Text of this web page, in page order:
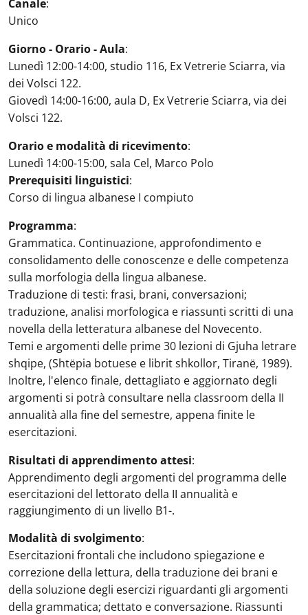
Canale:
Unico
Giorno - Orario - Aula:
Lunedì 12:00-14:00, studio 116, Ex Vetrerie Sciarra, via
dei Volsci 122.
Giovedì 14:00-16:00, aula D, Ex Vetrerie Sciarra, via dei
Volsci 122.
Orario e modalità di ricevimento:
Lunedì 14:00-15:00, sala Cel, Marco Polo
Prerequisiti linguistici:
Corso di lingua albanese I compiuto
Programma:
Grammatica. Continuazione, approfondimento e
consolidamento delle conoscenze e delle competenza
sulla morfologia della lingua albanese.
Traduzione di testi: frasi, brani, conversazioni;
traduzione, analisi morfologica e riassunti scritti di una
novella della letteratura albanese del Novecento.
Temi e argomenti delle prime 30 lezioni di Gjuha letrare
shqipe, (Shtëpia botuese e librit shkollor, Tiranë, 1989).
Inoltre, l'elenco finale, dettagliato e aggiornato degli
argomenti si potrà consultare nella classroom della II
annualità alla fine del semestre, appena finite le
esercitazioni.
Risultati di apprendimento attesi:
Apprendimento degli argomenti del programma delle
esercitazioni del lettorato della II annualità e
raggiungimento di un livello B1-.
Modalità di svolgimento:
Esercitazioni frontali che includono spiegazione e
correzione della lettura, della traduzione dei brani e
della soluzione degli esercizi riguardanti gli argomenti
della grammatica; dettato e conversazione. Riassunti